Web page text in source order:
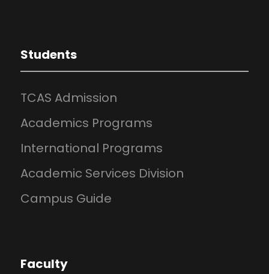
Students
TCAS Admission
Academics Programs
International Programs
Academic Services Division
Campus Guide
Faculty